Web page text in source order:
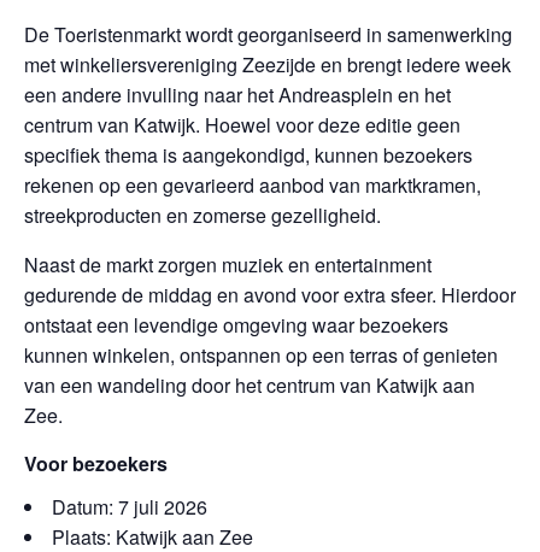
De Toeristenmarkt wordt georganiseerd in samenwerking
met winkeliersvereniging Zeezijde en brengt iedere week
een andere invulling naar het Andreasplein en het
centrum van Katwijk. Hoewel voor deze editie geen
specifiek thema is aangekondigd, kunnen bezoekers
rekenen op een gevarieerd aanbod van marktkramen,
streekproducten en zomerse gezelligheid.
Naast de markt zorgen muziek en entertainment
gedurende de middag en avond voor extra sfeer. Hierdoor
ontstaat een levendige omgeving waar bezoekers
kunnen winkelen, ontspannen op een terras of genieten
van een wandeling door het centrum van Katwijk aan
Zee.
Voor bezoekers
Datum: 7 juli 2026
Plaats: Katwijk aan Zee